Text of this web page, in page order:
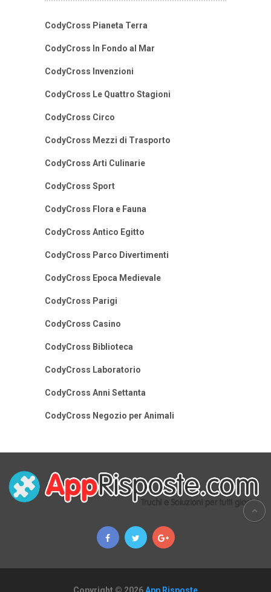
CodyCross Pianeta Terra
CodyCross In Fondo al Mar
CodyCross Invenzioni
CodyCross Le Quattro Stagioni
CodyCross Circo
CodyCross Mezzi di Trasporto
CodyCross Arti Culinarie
CodyCross Sport
CodyCross Flora e Fauna
CodyCross Antico Egitto
CodyCross Parco Divertimenti
CodyCross Epoca Medievale
CodyCross Parigi
CodyCross Casino
CodyCross Biblioteca
CodyCross Laboratorio
CodyCross Anni Settanta
CodyCross Negozio per Animali
Copyright © 2026 App Risposte